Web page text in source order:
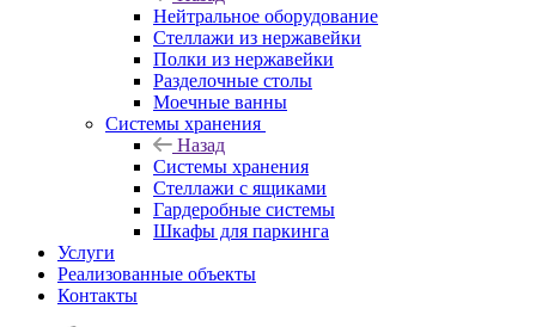
Нейтральное оборудование
Стеллажи из нержавейки
Полки из нержавейки
Разделочные столы
Моечные ванны
Системы хранения
Назад
Системы хранения
Стеллажи с ящиками
Гардеробные системы
Шкафы для паркинга
Услуги
Реализованные объекты
Контакты